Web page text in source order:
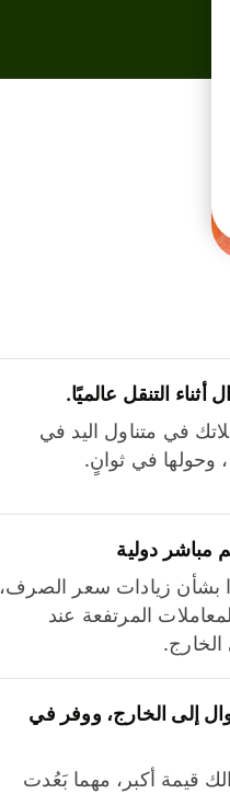
أثناء التنقل عالميًا.
في متناول اليد في
وحولها في ثوانٍ.
مباشر دولية
بشأن زيادات سعر الصرف،
المرتفعة عند
الخارج.
إلى الخارج، ووفر في
قيمة أكبر، مهما بَعُدت